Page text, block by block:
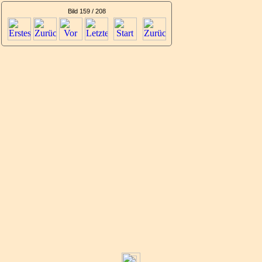
Bild 159 / 208